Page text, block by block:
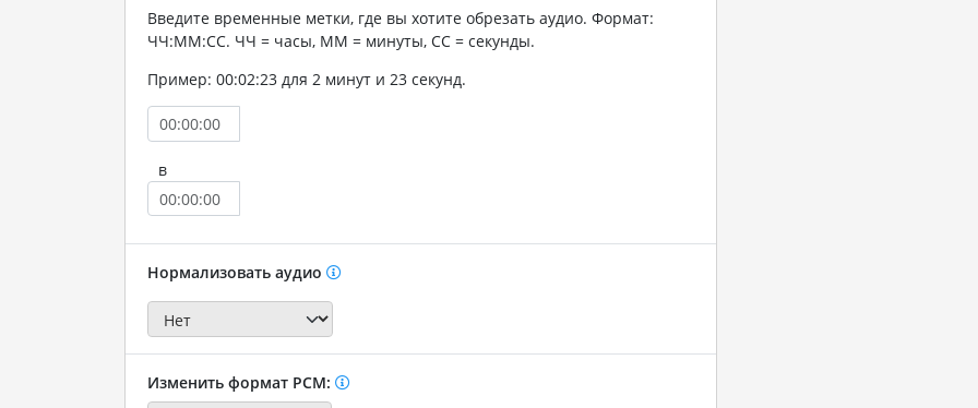
Введите временные метки, где вы хотите обрезать аудио. Формат:
ЧЧ:ММ:СС. ЧЧ = часы, ММ = минуты, СС = секунды.
Пример: 00:02:23 для 2 минут и 23 секунд.
в
Нормализовать аудио
Изменить формат PCM: